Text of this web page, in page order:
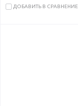
ДОБАВИТЬ В СРАВНЕНИЕ